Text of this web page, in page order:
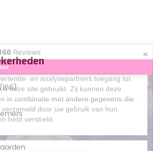
Reviews ×
Inloggen Registreren
ons gebruikt voor verkeersanalyse, het
media-functies en het personaliseren
Daarnaast verlenen we onze
en analysepartners toegang tot
onze site gebruikt. Zij kunnen deze
in combinatie met andere gegevens die
door uw gebruik van hun
hebt verstrekt.